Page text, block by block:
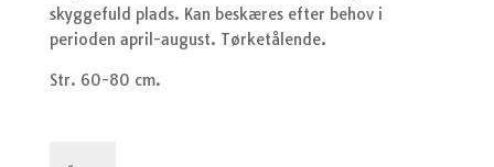
skyggefuld plads. Kan beskæres efter behov i
perioden april-august. Tørketålende.
Str. 60-80 cm.